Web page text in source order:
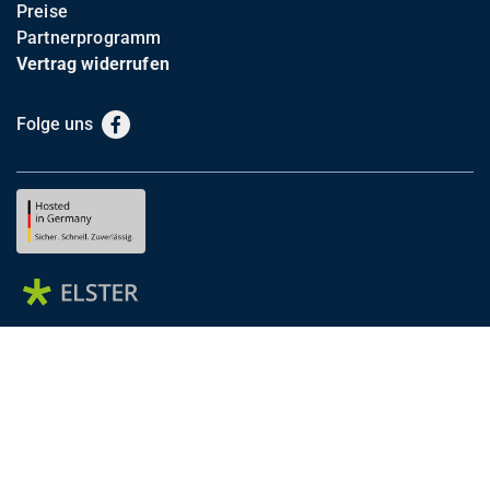
Preise
Partnerprogramm
Vertrag widerrufen
Folge uns Facebook